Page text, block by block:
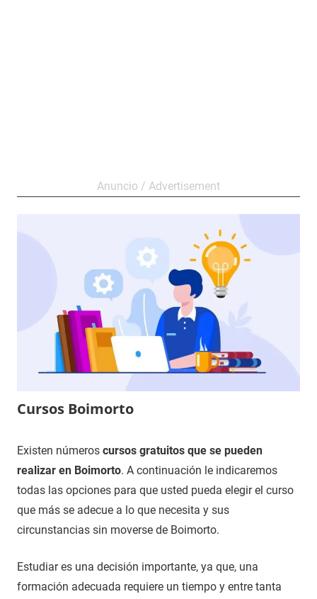
Cursos Boimorto
3
de
diciembre
2020
Maria
Cursos
en
Coruña,
Existen números cursos gratuitos que se pueden
realizar en Boimorto. A continuación le indicaremos
todas las opciones para que usted pueda elegir el curso
que más se adecue a lo que necesita y sus
circunstancias sin moverse de Boimorto.
Estudiar es una decisión importante, ya que, una
formación adecuada requiere un tiempo y entre tanta